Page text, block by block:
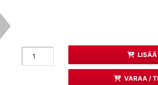
LISÄÄ
VARAA /